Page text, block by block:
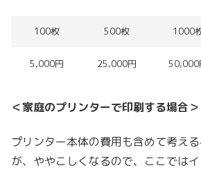
100枚 500枚 1000
5,000円 25,000円 50,000
＜家庭のプリンターで印刷する場合＞
プリンター本体の費用も含めて考え
が、ややこしくなるので、ここでは